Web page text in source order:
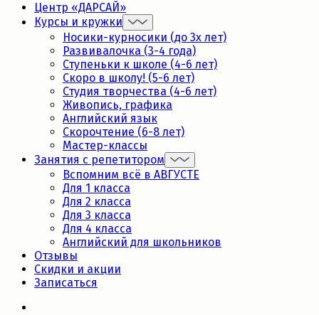
Центр «ДАРСАЙ»
Курсы и кружки
Носики-курносики (до 3х лет)
Развивалочка (3-4 года)
Ступеньки к школе (4-6 лет)
Скоро в школу! (5-6 лет)
Студия творчества (4-6 лет)
Живопись, графика
Английский язык
Скорочтение (6-8 лет)
Мастер-классы
Занятия с репетитором
Вспомним всё в АВГУСТЕ
Для 1 класса
Для 2 класса
Для 3 класса
Для 4 класса
Английский для школьников
Отзывы
Скидки и акции
Записаться